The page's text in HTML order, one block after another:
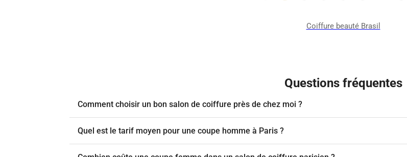
Coiffure beauté Brasil
Questions fréquentes
Comment choisir un bon salon de coiffure près de chez moi ?
Quel est le tarif moyen pour une coupe homme à Paris ?